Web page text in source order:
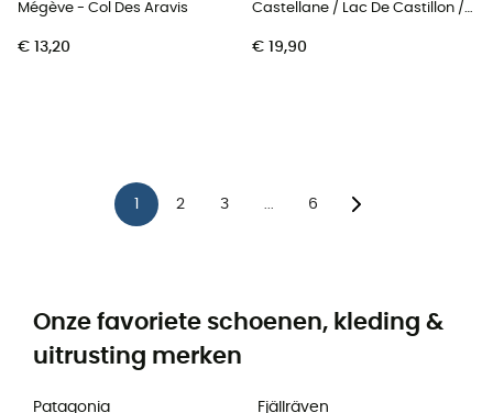
Mégève - Col Des Aravis
€ 13,20
Castellane / Lac De Castillon / Pnr Du Verdon
€ 19,90
2 3 6
Onze favoriete schoenen, kleding &
uitrusting merken
Patagonia
Fjällräven